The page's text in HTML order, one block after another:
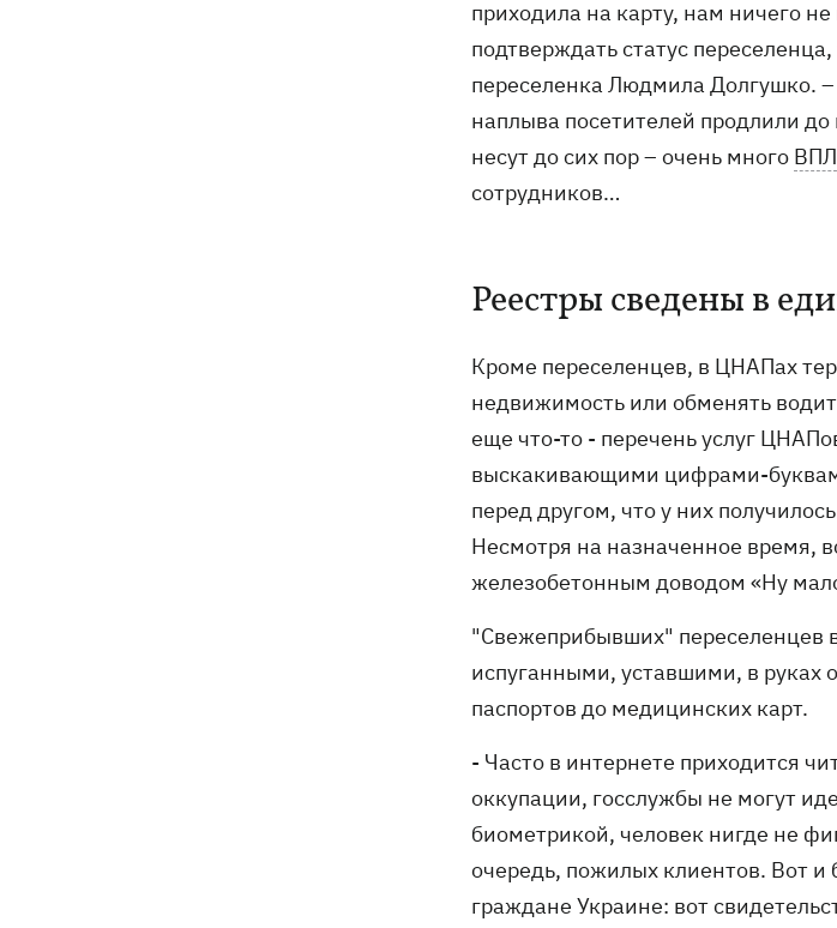
приходила на карту, нам ничего
подтверждать статус
переселенка Людмила Долгушко.
наплыва посетителей продлили
несут до сих пор – очень много ВПЛ
сотрудников…
Реестры сведены в
Кроме переселенцев, в ЦНАПах
недвижимость или обменять
еще что-то - перечень услуг
выскакивающими цифрами-
перед другом, что у них
Несмотря на назначенное время,
железобетонным доводом «Ну
"Свежеприбывших" переселенцев
испуганными, уставшими, в руках
паспортов до медицинских карт.
- Часто в интернете приходится
оккупации, госслужбы не могут
биометрикой, человек нигде не
очередь, пожилых клиентов. Вот и
граждане Украине: вот